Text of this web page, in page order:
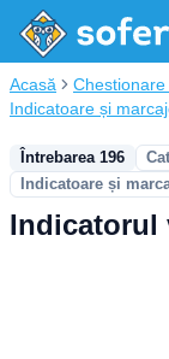
Acasă
Indicatoare și
Întrebarea 196
Indicatoare și
Indicatorul